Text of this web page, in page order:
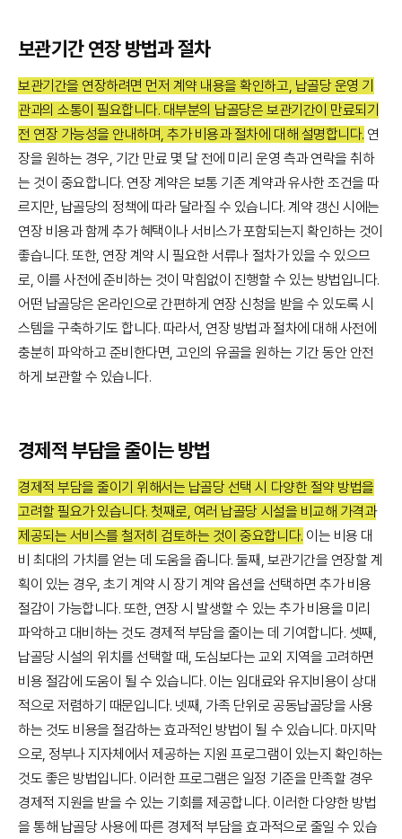
보관기간 연장 방법과 절차
보관기간을 연장하려면 먼저 계약 내용을 확인하고, 납골당 운영 기
관과의 소통이 필요합니다. 대부분의 납골당은 보관기간이 만료되기
전 연장 가능성을 안내하며, 추가 비용과 절차에 대해 설명합니다. 연
장을 원하는 경우, 기간 만료 몇 달 전에 미리 운영 측과 연락을 취하
는 것이 중요합니다. 연장 계약은 보통 기존 계약과 유사한 조건을 따
르지만, 납골당의 정책에 따라 달라질 수 있습니다. 계약 갱신 시에는
연장 비용과 함께 추가 혜택이나 서비스가 포함되는지 확인하는 것이
좋습니다. 또한, 연장 계약 시 필요한 서류나 절차가 있을 수 있으므
로, 이를 사전에 준비하는 것이 막힘없이 진행할 수 있는 방법입니다.
어떤 납골당은 온라인으로 간편하게 연장 신청을 받을 수 있도록 시
스템을 구축하기도 합니다. 따라서, 연장 방법과 절차에 대해 사전에
충분히 파악하고 준비한다면, 고인의 유골을 원하는 기간 동안 안전
하게 보관할 수 있습니다.
경제적 부담을 줄이는 방법
경제적 부담을 줄이기 위해서는 납골당 선택 시 다양한 절약 방법을
고려할 필요가 있습니다. 첫째로, 여러 납골당 시설을 비교해 가격과
제공되는 서비스를 철저히 검토하는 것이 중요합니다. 이는 비용 대
비 최대의 가치를 얻는 데 도움을 줍니다. 둘째, 보관기간을 연장할 계
획이 있는 경우, 초기 계약 시 장기 계약 옵션을 선택하면 추가 비용
절감이 가능합니다. 또한, 연장 시 발생할 수 있는 추가 비용을 미리
파악하고 대비하는 것도 경제적 부담을 줄이는 데 기여합니다. 셋째,
납골당 시설의 위치를 선택할 때, 도심보다는 교외 지역을 고려하면
비용 절감에 도움이 될 수 있습니다. 이는 임대료와 유지비용이 상대
적으로 저렴하기 때문입니다. 넷째, 가족 단위로 공동납골당을 사용
하는 것도 비용을 절감하는 효과적인 방법이 될 수 있습니다. 마지막
으로, 정부나 지자체에서 제공하는 지원 프로그램이 있는지 확인하는
것도 좋은 방법입니다. 이러한 프로그램은 일정 기준을 만족할 경우
경제적 지원을 받을 수 있는 기회를 제공합니다. 이러한 다양한 방법
을 통해 납골당 사용에 따른 경제적 부담을 효과적으로 줄일 수 있습